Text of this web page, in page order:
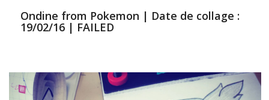
Ondine from Pokemon | Date de collage :
19/02/16 | FAILED